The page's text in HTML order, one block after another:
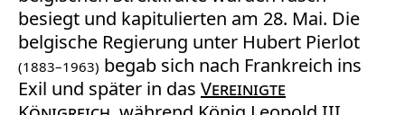
besiegt und kapitulierten am 28. Mai. Die
belgische Regierung unter Hubert Pierlot
(1883–1963) begab sich nach Frankreich ins
Exil und später in das Vereinigte